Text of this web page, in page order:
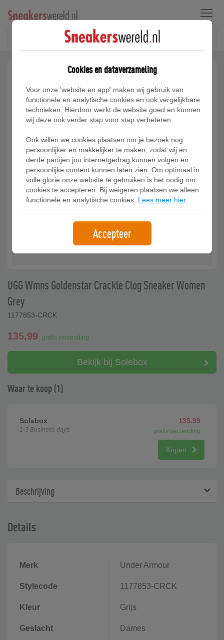
Menu
UGG Wmns Goldenstar Crackle Clog Sneaker Women
Grey
1177853-CRCK
135,99 gratis verzending
Bekijk bij Solebox
Waar te koop (1)
Solebox
1-3 Business days
135.99
gratis verzending
Kopen
Beschrijving
Details
Merk Under Armour
Stylecode 1177853-CRCK
Kleur Grijs
Geslacht Dames
Cookies en dataverzameling
Voor onze 'website en app' maken wij gebruik van
functionele en analytische cookies en ook vergelijkbare
technieken. Hierdoor werkt de website goed en kunnen
wij deze ook verder stap voor stap verbeteren.
Ook willen we cookies plaatsen om je bezoek nog
persoonlijker en makkelijker te maken, zodat wij en
derde partijen jou internetgedrag kunnen volgen en
persoonlijke content kunnen laten zien. Om optimaal in
volle glorie onze website te gebruiken is het nodig om
cookies te accepteren. Bij weigeren plaatsen we alleen
functionele en analytische cookies. Lees meer hier.
Accepteer